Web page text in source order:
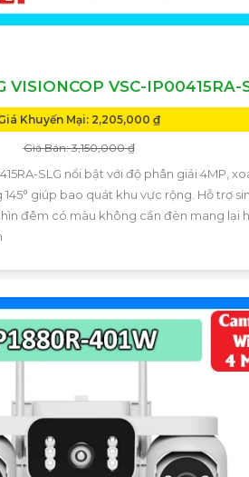
VISIONCOP VSC-IP00415RA-
Khuyến Mại: 2,205,000 ₫
Giá Bán: 3,150,000 ₫
SLG nổi bật với độ phân giải 4MP,
145° giúp bao quát khu vực rộng. Hỗ trợ
đêm có màu không cần đèn mang lại